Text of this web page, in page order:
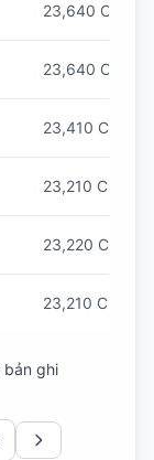
23,640 CNY/
23,640 CNY/
23,410 CNY/mt
23,210 CNY/mt
23,220 CNY/mt
23,210 CNY/mt
bản ghi